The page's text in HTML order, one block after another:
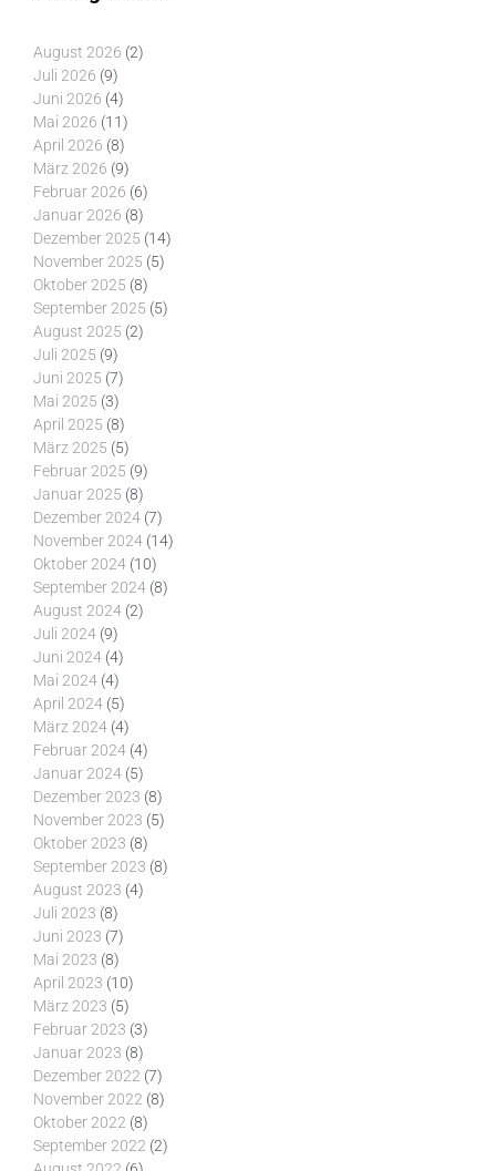
August 2026 (2)
Juli 2026 (9)
Juni 2026 (4)
Mai 2026 (11)
April 2026 (8)
März 2026 (9)
Februar 2026 (6)
Januar 2026 (8)
Dezember 2025 (14)
November 2025 (5)
Oktober 2025 (8)
September 2025 (5)
August 2025 (2)
Juli 2025 (9)
Juni 2025 (7)
Mai 2025 (3)
April 2025 (8)
März 2025 (5)
Februar 2025 (9)
Januar 2025 (8)
Dezember 2024 (7)
November 2024 (14)
Oktober 2024 (10)
September 2024 (8)
August 2024 (2)
Juli 2024 (9)
Juni 2024 (4)
Mai 2024 (4)
April 2024 (5)
März 2024 (4)
Februar 2024 (4)
Januar 2024 (5)
Dezember 2023 (8)
November 2023 (5)
Oktober 2023 (8)
September 2023 (8)
August 2023 (4)
Juli 2023 (8)
Juni 2023 (7)
Mai 2023 (8)
April 2023 (10)
März 2023 (5)
Februar 2023 (3)
Januar 2023 (8)
Dezember 2022 (7)
November 2022 (8)
Oktober 2022 (8)
September 2022 (2)